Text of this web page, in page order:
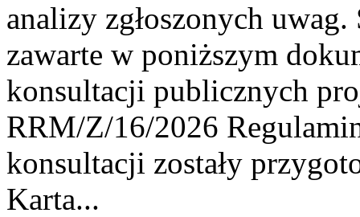
analizy zgłoszonych
zawarte w poniższym
konsultacji publicznych
RRM/Z/16/2026
konsultacji zostały
Karta...